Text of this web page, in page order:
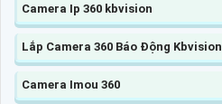
Camera Ip 360 kbvision
Lắp Camera 360 Báo Động Kbvision
Camera Imou 360